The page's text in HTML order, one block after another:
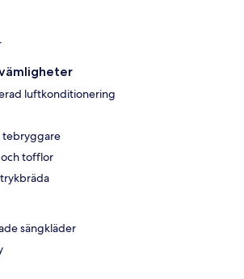
luftkonditionering
tebryggare
tofflor
sängkläder